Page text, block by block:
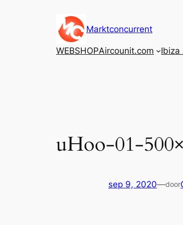
Marktconcurrent
WEBSHOPAircounit.com Ibiza
uHoo-01-
sep 9, 2020—door